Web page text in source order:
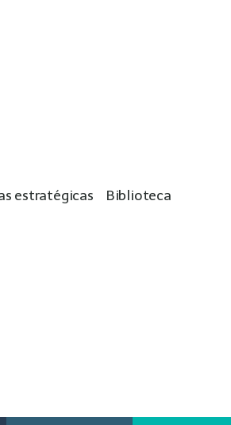
estratégicas Biblioteca